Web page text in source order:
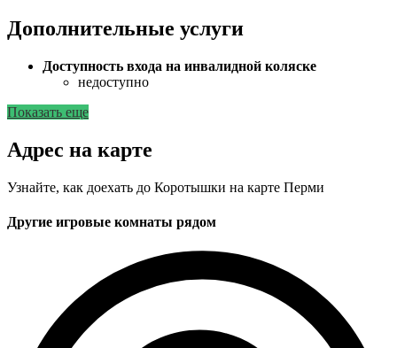
Дополнительные услуги
Доступность входа на инвалидной коляске
недоступно
Показать еще
Адрес на карте
Узнайте, как доехать до Коротышки на карте Перми
Другие игровые комнаты рядом